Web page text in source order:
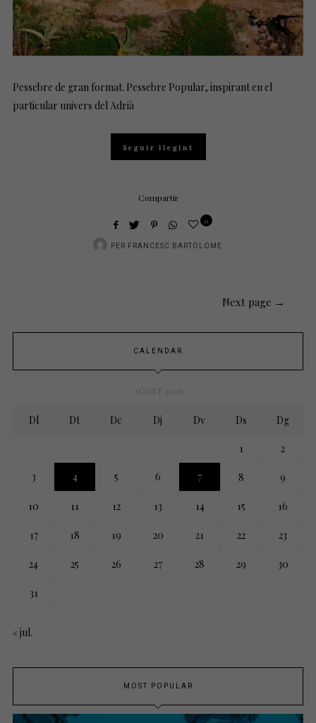
Pessebre de gran format. Pessebre Popular, inspirant en el
particular univers del Adrià
Seguir llegint
Compartir
PER FRANCESC BARTOLOME
0
Next page →
CALENDAR
AGOST 2026
Dl Dt Dc Dj Dv Ds Dg
1 2
3 4 5 6 7 8 9
10 11 12 13 14 15 16
17 18 19 20 21 22 23
24 25 26 27 28 29 30
31
« jul.
MOST POPULAR